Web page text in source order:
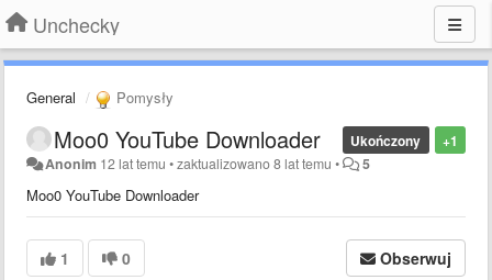
Unchecky
General Pomysły
+1
Ukończony
Moo0 YouTube Downloader
Anonim 12 lat temu •zaktualizowano8 lat temu • 5
Moo0 YouTube Downloader
1 0 Obserwuj